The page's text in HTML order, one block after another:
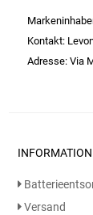
Gewürze
Kontakt:
Adresse: Via
INFORMATION
Versand